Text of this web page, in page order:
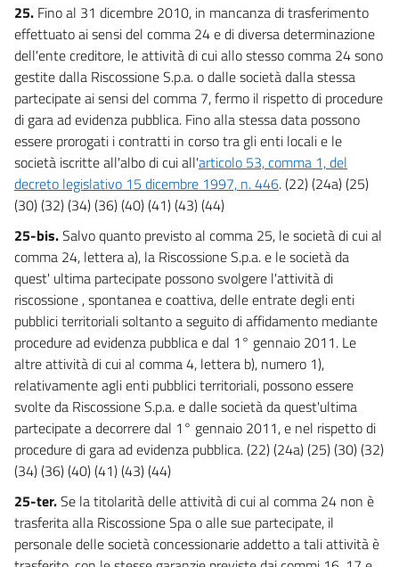
25. Fino al 31 dicembre 2010, in mancanza di trasferimento
effettuato ai sensi del comma 24 e di diversa determinazione
dell'ente creditore, le attività di cui allo stesso comma 24 sono
gestite dalla Riscossione S.p.a. o dalle società dalla stessa
partecipate ai sensi del comma 7, fermo il rispetto di procedure
di gara ad evidenza pubblica. Fino alla stessa data possono
essere prorogati i contratti in corso tra gli enti locali e le
società iscritte all'albo di cui all'articolo 53, comma 1, del
decreto legislativo 15 dicembre 1997, n. 446. (22) (24a) (25)
(30) (32) (34) (36) (40) (41) (43) (44)
25-bis.Salvo quanto previsto al comma 25, le società di cui al
comma 24, lettera a), la Riscossione S.p.a. e le società da
quest' ultima partecipate possono svolgere l'attività di
riscossione , spontanea e coattiva, delle entrate degli enti
pubblici territoriali soltanto a seguito di affidamento mediante
procedure ad evidenza pubblica e dal 1° gennaio 2011. Le
altre attività di cui al comma 4, lettera b), numero 1),
relativamente agli enti pubblici territoriali, possono essere
svolte da Riscossione S.p.a. e dalle società da quest'ultima
partecipate a decorrere dal 1° gennaio 2011, e nel rispetto di
procedure di gara ad evidenza pubblica. (22) (24a) (25) (30) (32)
(34) (36) (40) (41) (43) (44)
25-ter.Se la titolarità delle attività di cui al comma 24 non è
trasferita alla Riscossione Spa o alle sue partecipate, il
personale delle società concessionarie addetto a tali attività è